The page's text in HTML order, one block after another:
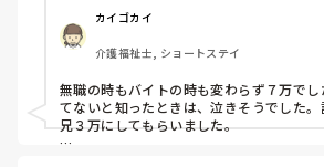
カイゴカイ
介護福祉士, ショートステイ
無職の時もバイトの時も変わらず７万で
てないと知ったときは、泣きそうでした。
兄３万にしてもらいました。